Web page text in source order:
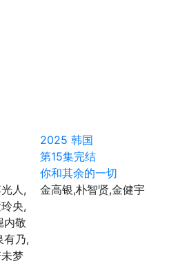
人,
央,
内敬
有乃,
梦
2025 韩国
第15集完结
你和其余的一切
金高银,朴智贤,金健宇